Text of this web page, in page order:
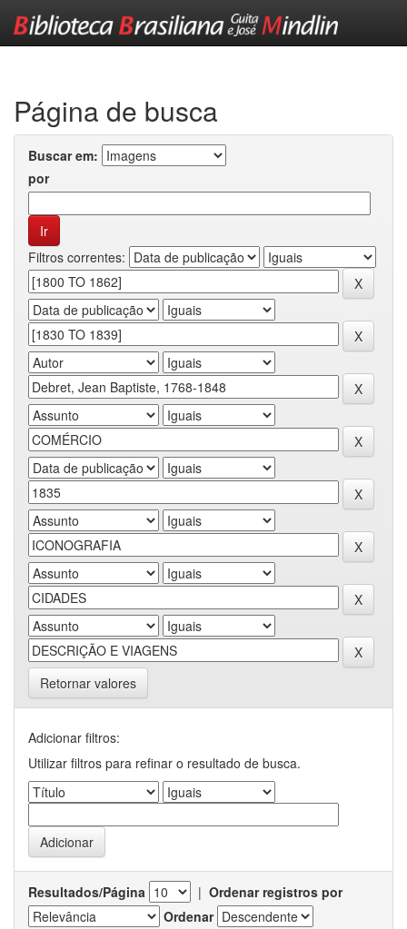
Página de busca
Buscar em:
por
Filtros correntes:
Retornar valores
Adicionar filtros:
Utilizar filtros para refinar o resultado de busca.
Resultados/Página | Ordenar registros por
Ordenar